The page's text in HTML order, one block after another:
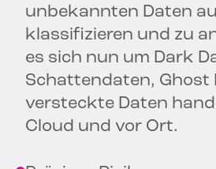
unbekannten Daten
klassifizieren und zu
es sich nun um Dark
Schattendaten, Ghost
versteckte Daten
Cloud und vor Ort.